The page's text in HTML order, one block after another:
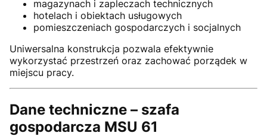
magazynach i zapleczach technicznych
hotelach i obiektach usługowych
pomieszczeniach gospodarczych i socjalnych
Uniwersalna konstrukcja pozwala efektywnie
wykorzystać przestrzeń oraz zachować porządek w
miejscu pracy.
Dane techniczne – szafa
gospodarcza MSU 61